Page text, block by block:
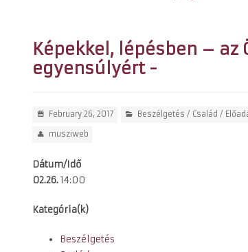
Képekkel, lépésben –
egyensúlyért -
February 26, 2017 Beszélgetés / Család /
musziweb
Dátum/Idő
02.26.14:00
Kategória(k)
Beszélgetés